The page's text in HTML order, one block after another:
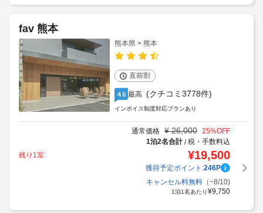
fav 熊本
熊本県 > 熊本
直前割
4.6 最高 (クチコミ3778件)
インボイス制度対応プランあり
通常価格 ¥ 26,000 25%OFF
1泊2名合計/税・手数料込
残り1室
¥19,500
獲得予定ポイント:246P
キャンセル料無料（~8/10)
1泊1名あたり¥9,750